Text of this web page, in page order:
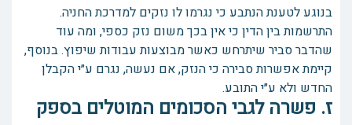
בנוגע לטענת הנתבע כי נגרמו לו נזקים למדרכת החניה.
התרשמות בין הדין כי אין בכך משום נזק כספי, ומה עוד
שהדבר סביר שיתרחש כאשר מבוצעות עבודות שיפוץ. בנוסף,
קיימת אפשרות סבירה כי הנזק, אם נעשה, נגרם ע״י הקבלן
החדש ולא ע״י התובע.
ז. פשרה לגבי הסכומים המוטלים בספק